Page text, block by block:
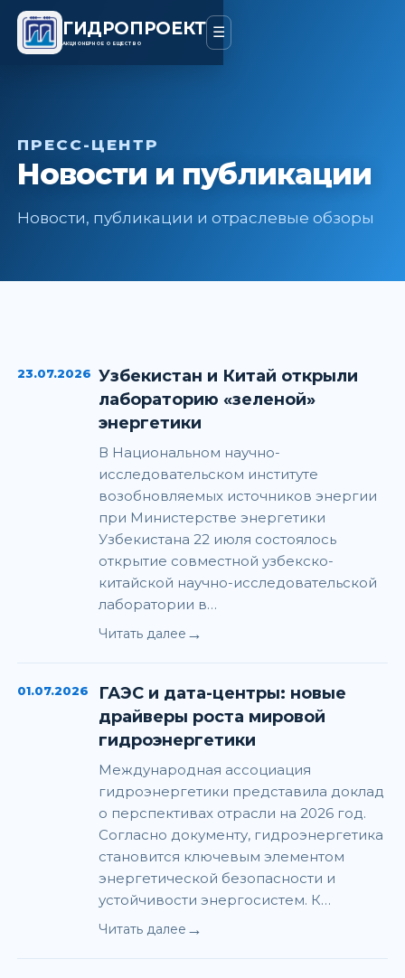
ГИДРОПРОЕКТ
АКЦИОНЕРНОЕ ОБЩЕСТВО
☰
ПРЕСС-ЦЕНТР
Новости и публикации
Новости, публикации и отраслевые обзоры
23.07.2026 Узбекистан и Китай открыли
лабораторию «зеленой»
энергетики
В Национальном научно-
исследовательском институте
возобновляемых источников энергии
при Министерстве энергетики
Узбекистана 22 июля состоялось
открытие совместной узбекско-
китайской научно-исследовательской
лаборатории в…
Читать далее →
01.07.2026
ГАЭС и дата-центры: новые
драйверы роста мировой
гидроэнергетики
Международная ассоциация
гидроэнергетики представила доклад
о перспективах отрасли на 2026 год.
Согласно документу, гидроэнергетика
становится ключевым элементом
энергетической безопасности и
устойчивости энергосистем. К…
Читать далее →